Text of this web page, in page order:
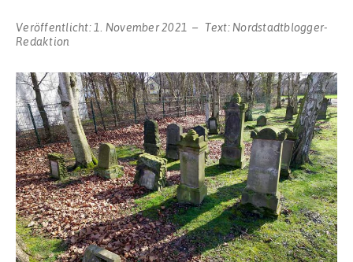
Veröffentlicht: 1. November 2021 Text: Nordstadtblogger-
Redaktion